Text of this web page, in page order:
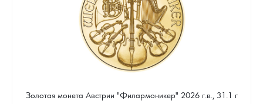
Золотая монета Австрии "Филармоникер" 2026 г.в., 31.1 г